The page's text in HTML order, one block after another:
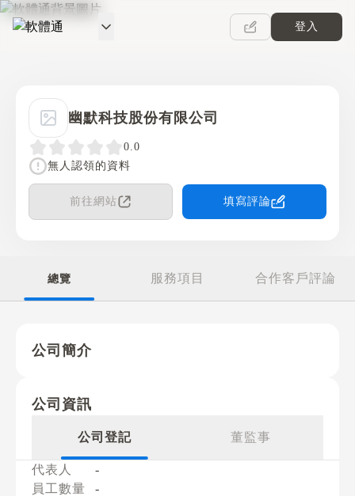
軟體通
登入
幽默科技股份有限公司
0.0
無人認領的資料
前往網站 填寫評論
總覽 服務項目 合作客戶評論
公司簡介
公司資訊
公司登記 董監事
代表人
-
員工數量
-